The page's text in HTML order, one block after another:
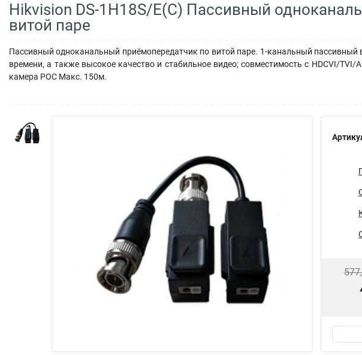
Hikvision DS-1H18S/E(C) Пассивный
витой паре
Пассивный одноканальный приёмопередатчик по витой паре. 1-канальный пассивный
времени, а также высокое качество и стабильное видео; совместимость с HDCVI/
камера POC Макс. 150м.